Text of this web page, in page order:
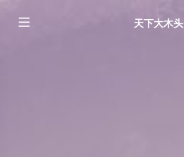
天下大木头